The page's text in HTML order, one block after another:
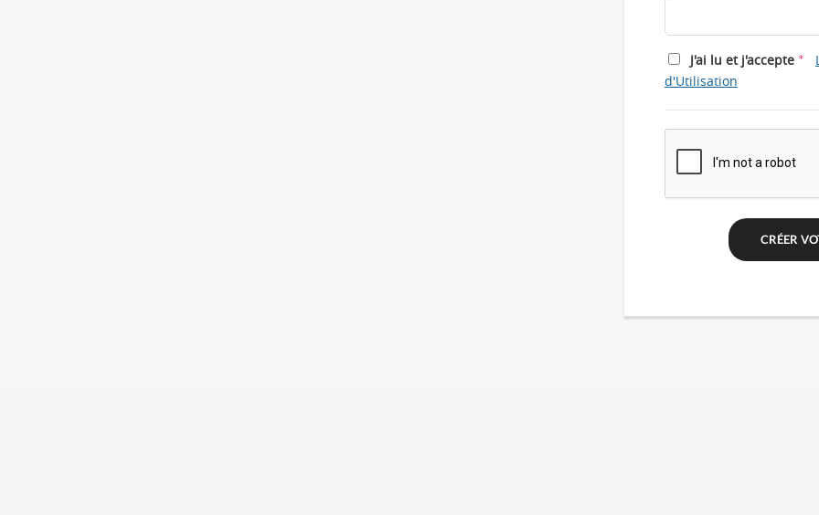
J'ai lu et j'accepte *
d'Utilisation